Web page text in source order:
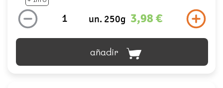
un. 250g 3,98 €
añadir